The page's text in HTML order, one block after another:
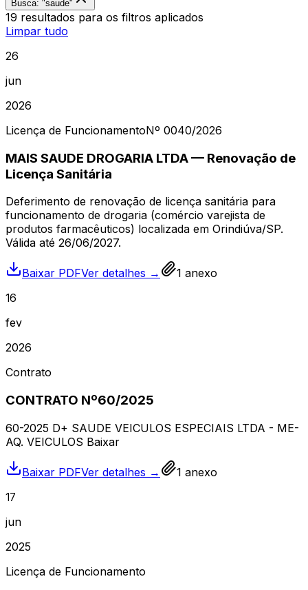
Busca: "saude"
19 resultados para os filtros aplicados
Limpar tudo
26
jun
2026
Licença de FuncionamentoNº 0040/2026
MAIS SAUDE DROGARIA LTDA — Renovação de
Licença Sanitária
Deferimento de renovação de licença sanitária para
funcionamento de drogaria (comércio varejista de
produtos farmacêuticos) localizada em Orindiúva/SP.
Válida até 26/06/2027.
Baixar PDFVer detalhes → 1 anexo
16
fev
2026
Contrato
CONTRATO Nº60/2025
60-2025 D+ SAUDE VEICULOS ESPECIAIS LTDA - ME-
AQ. VEICULOS Baixar
Baixar PDFVer detalhes → 1 anexo
17
jun
2025
Licença de Funcionamento